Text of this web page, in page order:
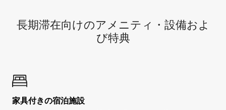
長期滞在向け⁠のア⁠メ⁠ニ⁠テ⁠ィ⁠・設⁠備⁠およ
び特⁠典
家具付き⁠の宿⁠泊⁠施⁠設